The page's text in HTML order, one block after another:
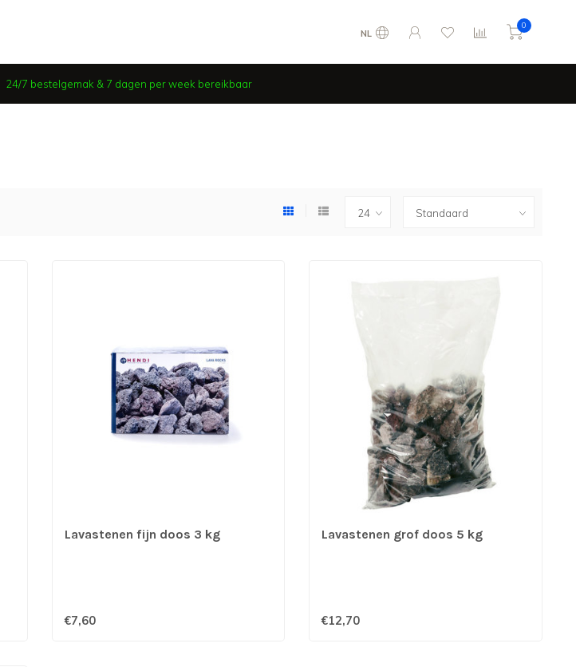
NL
0
24/7 bestelgemak & 7 dagen per week bereikbaar
Lavastenen fijn doos 3 kg
€7,60
Lavastenen grof doos 5 kg
€12,70